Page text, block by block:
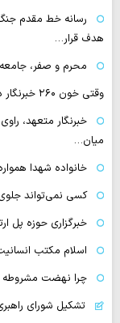
رسانه‌ خط مقدم
هدف قرار…
محرم و صفر،
وقتی خون ۲۶۰ خبرنگار در غزه از میلیاردها دلار صهیونیسم پیشی می‌گیرد
خبرنگار متعهد،
میان…
خانواده شهدا
کسی نمی‌تواند جلوی
خبرگزاری حوزه پل
اسلام مکتب
چرا نهضت مشروطه
تشکیل شورای